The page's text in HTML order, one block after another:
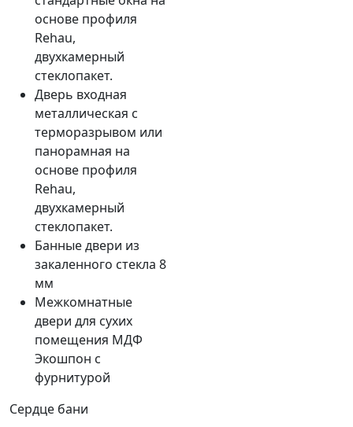
основе профиля
Rehau,
двухкамерный
стеклопакет.
Дверь входная
металлическая с
терморазрывом или
панорамная на
основе профиля
Rehau,
двухкамерный
стеклопакет.
Банные двери из
закаленного стекла 8
мм
Межкомнатные
двери для сухих
помещения МДФ
Экошпон с
фурнитурой
Сердце бани